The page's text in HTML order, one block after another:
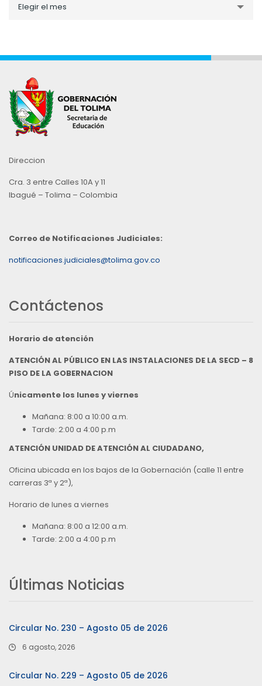
porElegir el mes
Direccion
Cra. 3 entre Calles 10A y 11
Ibagué – Tolima – Colombia
Correo de Notificaciones Judiciales:
notificaciones.judiciales@tolima.gov.co
Contáctenos
Horario de atención
ATENCIÓN AL PÚBLICO EN LAS INSTALACIONES DE LA SECD – 8
PISO DE LA GOBERNACION
Únicamente los lunes y viernes
Mañana: 8:00 a 10:00 a.m.
Tarde: 2:00 a 4:00 p.m
ATENCIÓN UNIDAD DE ATENCIÓN AL CIUDADANO,
Oficina ubicada en los bajos de la Gobernación (calle 11 entre
carreras 3ª y 2ª),
Horario de lunes a viernes
Mañana: 8:00 a 12:00 a.m.
Tarde: 2:00 a 4:00 p.m
Últimas Noticias
Circular No. 230 – Agosto 05 de 2026
6 agosto, 2026
Circular No. 229 – Agosto 05 de 2026